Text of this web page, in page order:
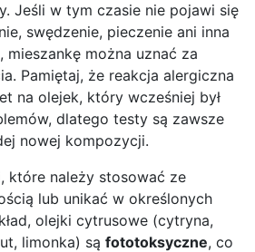
Jeśli w tym czasie nie pojawi się
swędzenie, pieczenie ani inna
mieszankę można uznać za
Pamiętaj, że reakcja alergiczna
na olejek, który wcześniej był
dlatego testy są zawsze
nowej kompozycji.
które należy stosować ze
lub unikać w określonych
olejki cytrusowe (cytryna,
limonka) są fototoksyczne, co